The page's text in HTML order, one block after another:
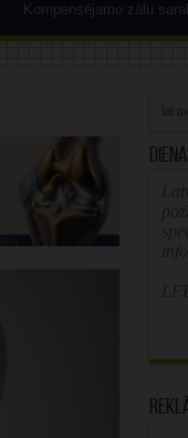
Kompensējamo zāļu